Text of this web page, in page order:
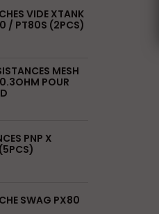
VIDE XTANK
/ PT80S (2PCS)
MESH
POUR
PNP X
SWAG PX80